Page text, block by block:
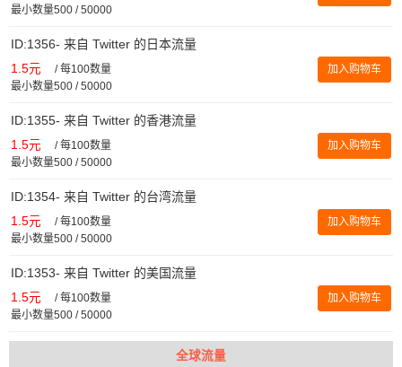
最小数量500 / 50000
ID:1356- 来自 Twitter 的日本流量
1.5元 /每100数量
最小数量500 / 50000
加入购物车
ID:1355- 来自 Twitter 的香港流量
1.5元 /每100数量
最小数量500 / 50000
加入购物车
ID:1354- 来自 Twitter 的台湾流量
1.5元 /每100数量
最小数量500 / 50000
加入购物车
ID:1353- 来自 Twitter 的美国流量
1.5元 /每100数量
最小数量500 / 50000
加入购物车
全球流量